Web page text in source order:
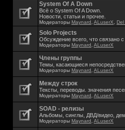
System Of A Down
Всё о System Of A Down.
Новости, статьи и прочее.
Модераторы Maynard ALuserX
Solo Projects
Обсуждение всего, что связано
Модераторы Maynard ALuserX
Члены группы
Темы, касающиеся
Модераторы Maynard ALuserX
Между строк
Тексты, переводы. значения
Модераторы Maynard ALuserX
SOAD - релизы
Альбомы, синглы, ДВД/видео,
Модераторы Maynard ALuserX